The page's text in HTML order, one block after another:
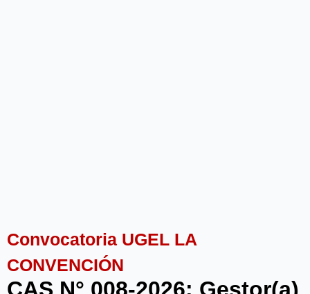
Convocatoria UGEL LA
CONVENCIÓN
CAS N° 008-2026: Gestor(a)